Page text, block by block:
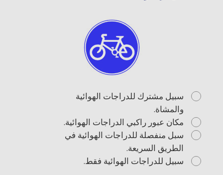
سبيل مشترك للدراجات الهوائية
والمشاة.
مكان عبور راكبي الدراجات الهوائية.
سبل منفصلة للدراجات الهوائية في
الطريق السريعة.
سبيل للدراجات الهوائية فقط.